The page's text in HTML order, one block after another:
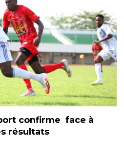
confirme face à
résultats